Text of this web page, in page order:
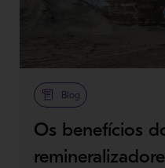
Blog
Os benefícios